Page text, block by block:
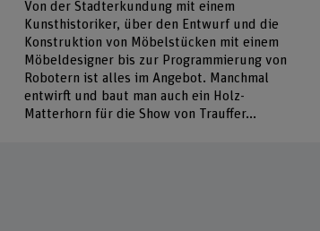
Von der Stadterkundung mit einem
Kunsthistoriker, über den Entwurf und die
Konstruktion von Möbelstücken mit einem
Möbeldesigner bis zur Programmierung von
Robotern ist alles im Angebot. Manchmal
entwirft und baut man auch ein Holz-
Matterhorn für die Show von Trauffer...